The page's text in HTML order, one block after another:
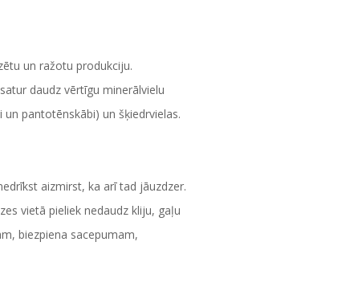
un ražotu produkciju.
daudz vērtīgu minerālvielu
pantotēnskābi) un šķiedrvielas.
aizmirst, ka arī tad jāuzdzer.
vietā pieliek nedaudz kliju, gaļu
biezpiena sacepumam,